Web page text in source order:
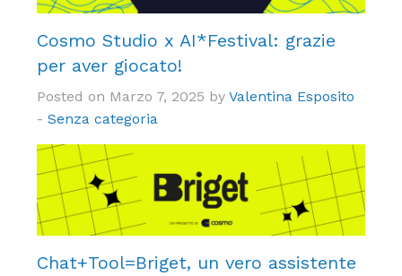
Cosmo Studio x AI*Festival: grazie
per aver giocato!
Posted on Marzo 7, 2025 byValentina Esposito
-Senza categoria
Chat+Tool=Briget, un vero assistente